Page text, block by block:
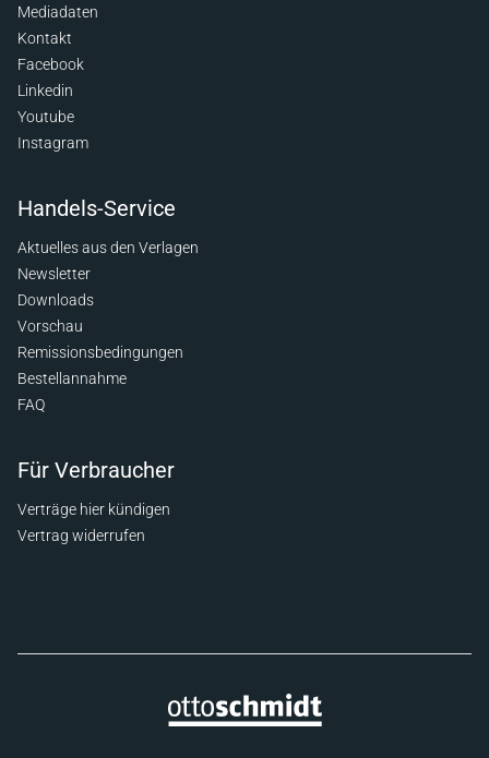
Mediadaten
Kontakt
Facebook
Linkedin
Youtube
Instagram
Handels-Service
Aktuelles aus den Verlagen
Newsletter
Downloads
Vorschau
Remissionsbedingungen
Bestellannahme
FAQ
Für Verbraucher
Verträge hier kündigen
Vertrag widerrufen